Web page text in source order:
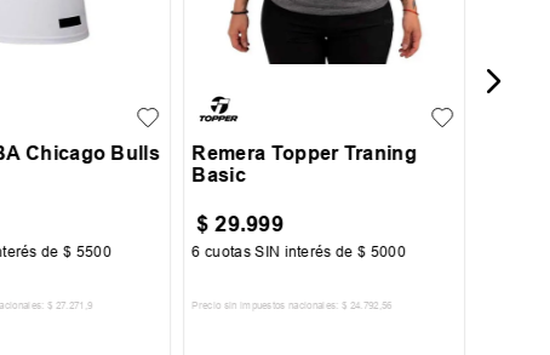
Chicago Bulls
de$ 5500
$ 27.271 ,9
M
Remera Topper Traning
Basic
$ 29.999
6 cuotas SIN interés de$ 5000
Precio sin impuestos nacionales: $ 24.792 ,56